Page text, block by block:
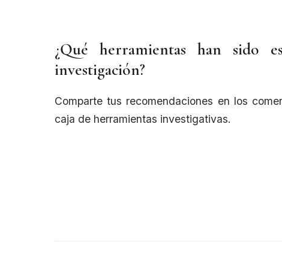
¿Qué herramientas han sido
investigación?
Comparte tus recomendaciones en los
caja de herramientas investigativas.